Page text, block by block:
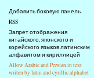
strana
Добавить боковую панель.
RSS
Запрет отображения
китайского, японского и
корейского языков латинским
алфавитом и кириллицей
Allow Arabic and Persian in text
writen by latin and cyrillic alphabet